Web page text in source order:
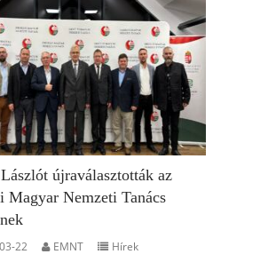
újraválasztották az
Magyar Nemzeti Tanács
22 EMNT Hírek